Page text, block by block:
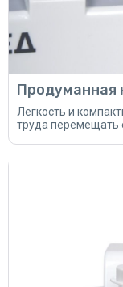
Продуманная
Легкость и
труда